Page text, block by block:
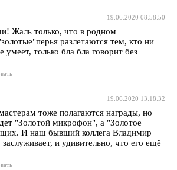
19.06.2020 08:58:50
Жаль только, что в родном
разлетаются тем, кто ни
умеет, только бла бла говорит без
19.06.2020 13:18:32
тоже полагаются награды, но
"Золотой микрофон", а "Золотое
И наш бывший коллега Владимир
и удивительно, что его ещё